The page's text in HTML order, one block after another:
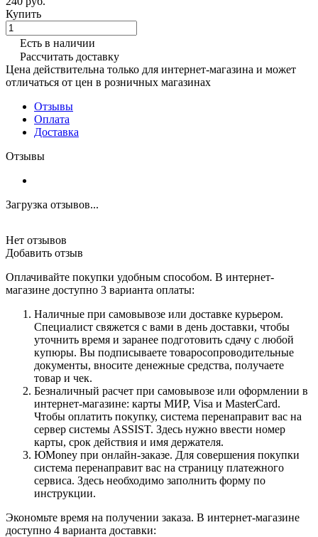
Купить
Есть в наличии
Рассчитать доставку
Цена действительна только для интернет-магазина и может
отличаться от цен в розничных магазинах
Отзывы
Оплата
Доставка
Отзывы
Загрузка отзывов...
Нет отзывов
Добавить отзыв
Оплачивайте покупки удобным способом. В интернет-
магазине доступно 3 варианта оплаты:
Наличные при самовывозе или доставке курьером.
Специалист свяжется с вами в день доставки, чтобы
уточнить время и заранее подготовить сдачу с любой
купюры. Вы подписываете товаросопроводительные
документы, вносите денежные средства, получаете
товар и чек.
Безналичный расчет при самовывозе или оформлении в
интернет-магазине: карты МИР, Visa и MasterCard.
Чтобы оплатить покупку, система перенаправит вас на
сервер системы ASSIST. Здесь нужно ввести номер
карты, срок действия и имя держателя.
ЮMoney при онлайн-заказе. Для совершения покупки
система перенаправит вас на страницу платежного
сервиса. Здесь необходимо заполнить форму по
инструкции.
Экономьте время на получении заказа. В интернет-магазине
доступно 4 варианта доставки: